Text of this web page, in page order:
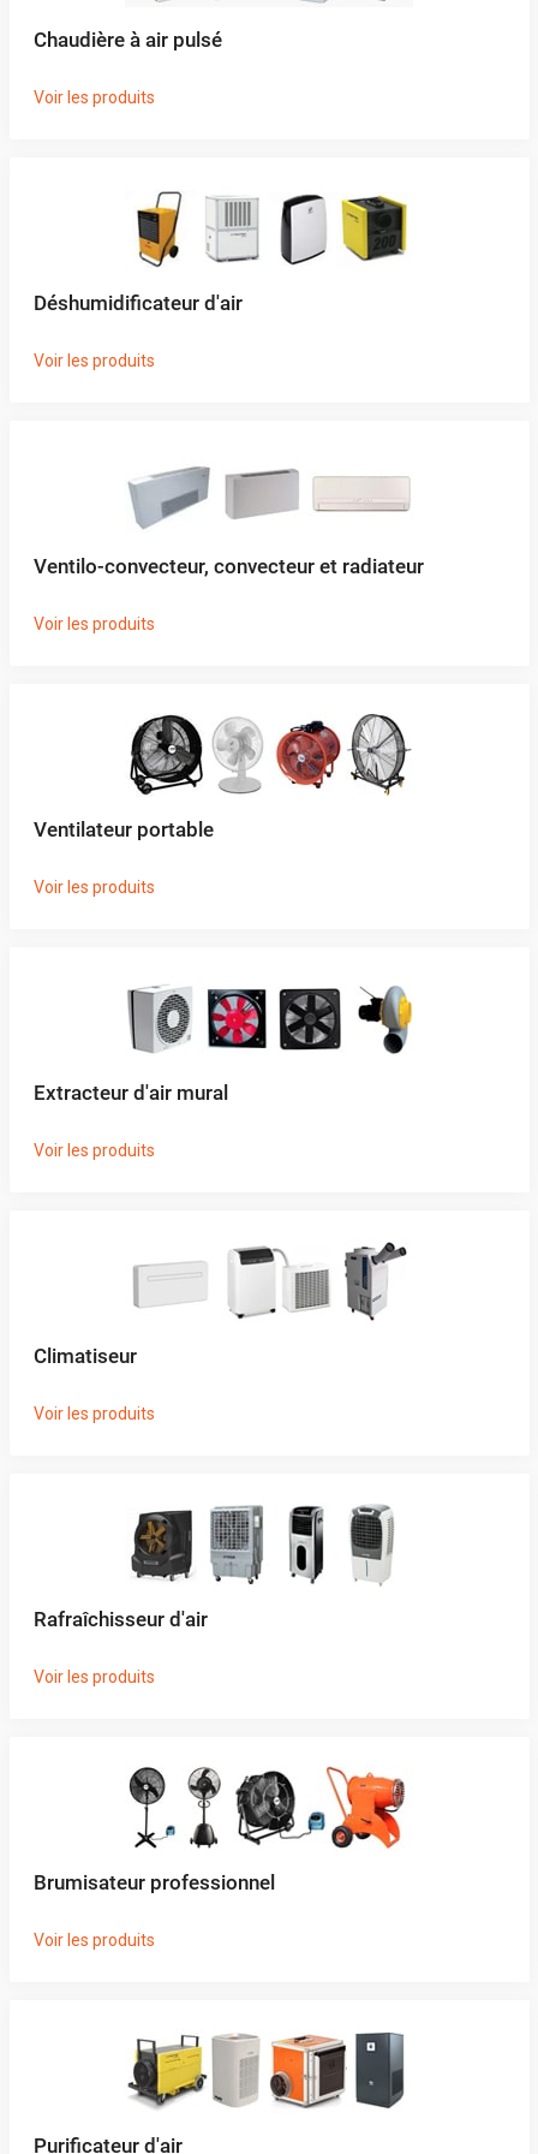
Chaudière à air pulsé
Voir les produits
Déshumidificateur d'air
Voir les produits
Ventilo-convecteur, convecteur et radiateur
Voir les produits
Ventilateur portable
Voir les produits
Extracteur d'air mural
Voir les produits
Climatiseur
Voir les produits
Rafraîchisseur d'air
Voir les produits
Brumisateur professionnel
Voir les produits
Purificateur d'air